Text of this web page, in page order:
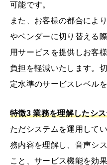
可能です。
また、お客様の都合によ
やベンダーに切り替える
用サービスを提供しお客
負担を軽減いたします。
定水準のサービスレベル
特徴3 業務を理解したシ
ただシステムを運用して
務内容を理解し、音声シ
こと、サービス機能を効